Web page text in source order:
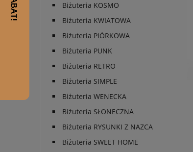
Biżuteria KOSMO
Biżuteria KWIATOWA
Biżuteria PIÓRKOWA
Biżuteria PUNK
Biżuteria RETRO
Biżuteria SIMPLE
Biżuteria WENECKA
Biżuteria SŁONECZNA
Biżuteria RYSUNKI Z NAZCA
Biżuteria SWEET HOME